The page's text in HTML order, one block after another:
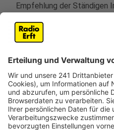
Empfehlung der Ständigen
Impfungen) für folgende
ab 12 Jahrendie
Und insbesondere
Personen ab 70 Jahre
Personen mit
Pflegepersonal mit